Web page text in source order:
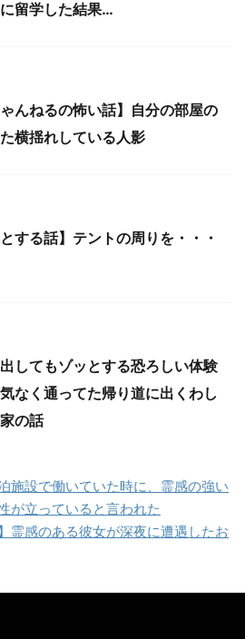
留学した結果…
ゃんねるの怖い話】自分の部屋の
横揺れしている人影
とする話】テントの周りを・・・
出してもゾッとする恐ろしい体験
なく通ってた帰り道に出くわし
の話
施設で働いていた時に、霊感の強い
が立っていると言われた
霊感のある彼女が深夜に遭遇したお